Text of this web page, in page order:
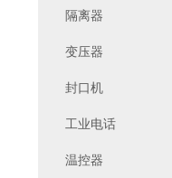
隔离器
变压器
封口机
工业电话
温控器